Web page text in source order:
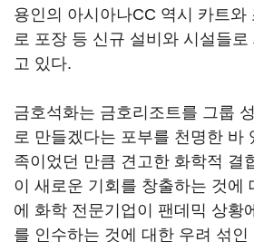
용인의 아시아나CC 역시 카트와
로 포장 등 신규 설비와 시설들
고 있다.
금호석화는 금호리조트를 그룹
로 만들겠다는 포부를 천명한 바
족이었던 만큼 견고한 화학적 결
이 새로운 기회를 창출하는 것에
에 화학 전문기업이 팬데믹 상황
를 인수하는 것에 대한 우려 섞인